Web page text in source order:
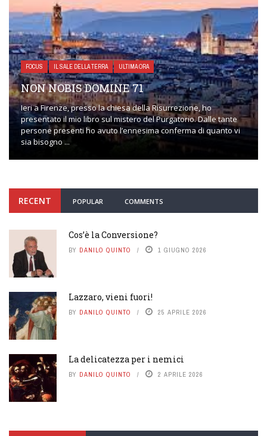
FOCUS IL SALE DELLA TERRA ULTIMA ORA
NON NOBIS DOMINE 71
Ieri a Firenze, presso la chiesa della Risurrezione, ho
presentato il mio libro sul mistero del Purgatorio. Dalle tante
persone presenti ho avuto l’ennesima conferma di quanto vi
sia bisogno ...
RECENT POPULAR COMMENTS
Cos’è la Conversione?
BY DANILO QUINTO 1 GIUGNO 2026
Lazzaro, vieni fuori!
BY DANILO QUINTO 25 APRILE 2026
La delicatezza per i nemici
BY DANILO QUINTO 2 APRILE 2026